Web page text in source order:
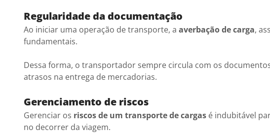
Regularidade da documentação
Ao iniciar uma operação de transporte, a averbação de carga,
fundamentais.
Dessa forma, o transportador sempre circula com os
atrasos na entrega de mercadorias.
Gerenciamento de riscos
Gerenciar os riscos de um transporte de cargas é indubitável
no decorrer da viagem.